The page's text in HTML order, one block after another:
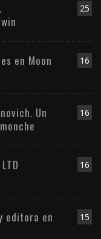
25
16
en Moon
16
Un
16
15
editora en